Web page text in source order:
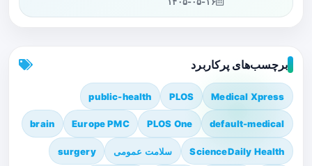
برچسب‌های پرکاربرد
Medical Xpress
PLOS
public-health
default-medical
PLOS One
Europe PMC
brain
ScienceDaily Health سلامت عمومی surgery